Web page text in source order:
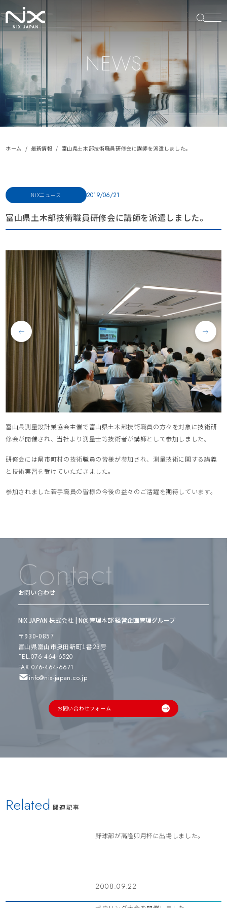
NEWS
ホーム 最新情報 富山県土木部技術職員研修会に講師を派遣しました。
NiXニュース 2019/06/21
富山県土木部技術職員研修会に講師を派遣しました。
富山県測量設計業協会主催で富山県土木部技術職員の方々を対象に技術研
修会が開催され、当社より測量士等技術者が講師として参加しました。
研修会には県市町村の技術職員の皆様が参加され、測量技術に関する講義
と技術実習を受けていただきました。
参加されました若手職員の皆様の今後の益々のご活躍を期待しています。
Contact
お問い合わせ
NiX JAPAN 株式会社 | NiX 管理本部 経営企画管理グループ
〒930-0857
富山県富山市奥田新町1番23号
TEL.076-464-6520
FAX.076-464-6671
info@nix-japan.co.jp
お問い合わせフォーム
Related 関連記事
野球部が高隆卯月杯に出場しました。
2008.09.22